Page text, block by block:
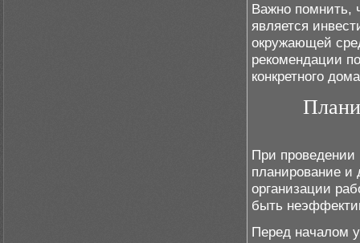
Важно помнить,
является
окружающей
рекомендации
конкретного
При проведении
планирование и
организации
быть
Перед началом